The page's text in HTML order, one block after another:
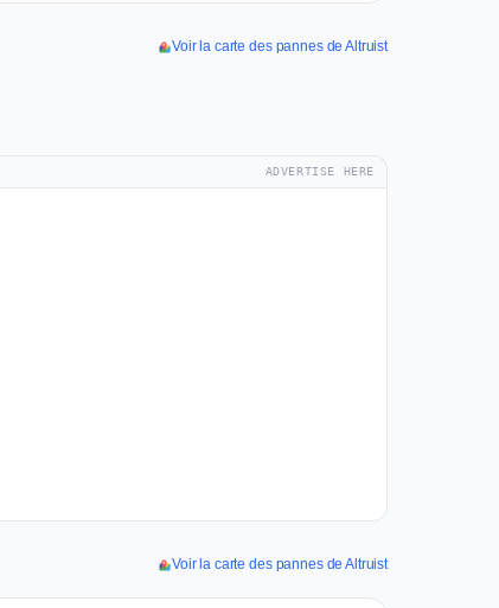
Voir la carte des pannes de Altruist
ADVERTISE HERE
Voir la carte des pannes de Altruist